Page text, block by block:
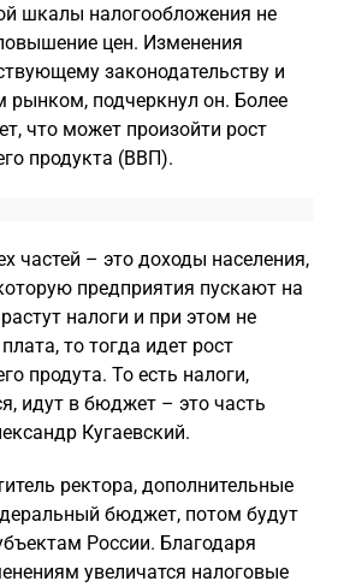
шкалы налогообложения не
цен. Изменения
законодательству и
рынком, подчеркнул он. Более
что может произойти рост
продукта (ВВП).
частей – это доходы населения,
предприятия пускают на
налоги и при этом не
то тогда идет рост
продута. То есть налоги,
идут в бюджет – это часть
Кугаевский.
ректора, дополнительные
бюджет, потом будут
России. Благодаря
увеличатся налоговые